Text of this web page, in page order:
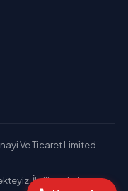
Ve Ticaret Limited
İlgili markaların